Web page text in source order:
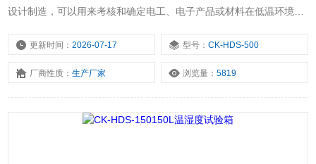
设计制造，可以用来考核和确定电工、电子产品或材料在低温环境、
凝露的条件下使用、运输或储存的适应性，或者用于确定规定时间内
的湿热环境条件下贮存和使用的适应性。
更新时间：2026-07-17 型号：CK-HDS-500
厂商性质：生产厂家 浏览量：5819